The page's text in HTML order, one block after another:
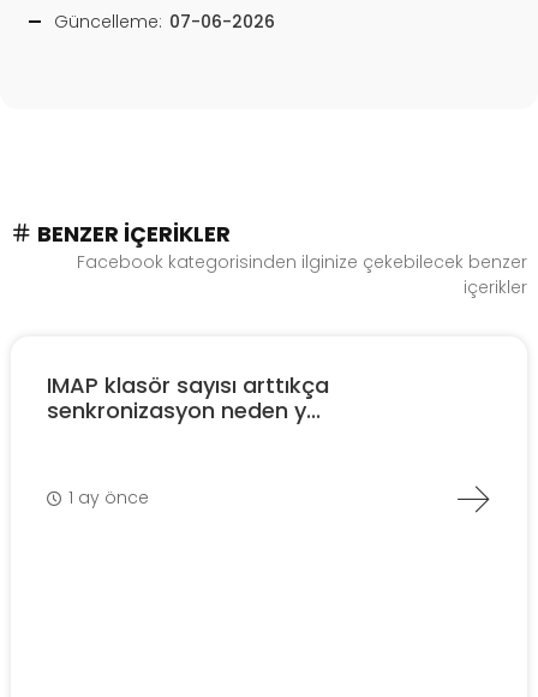
Güncelleme: 07-06-2026
BENZER İÇERIKLER
Facebook kategorisinden ilginize çekebilecek benzer
içerikler
IMAP klasör sayısı arttıkça
senkronizasyon neden y...
1 ay önce